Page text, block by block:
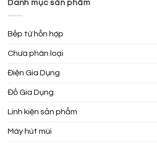
Danh mục sản phẩm
Bếp từ hỗn hợp
Chưa phân loại
Điện Gia Dụng
Đồ Gia Dụng
Linh kiện sản phẩm
Máy hút mùi